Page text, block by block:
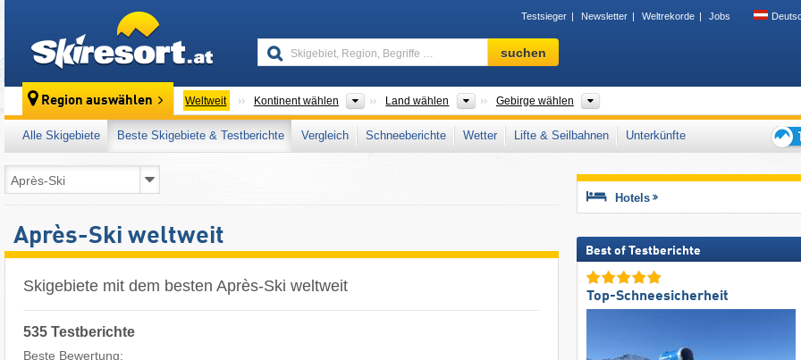
Testsieger Newsletter Weltrekorde Jobs
Skigebiet,
Region,
…
suchen
Region auswählen Weltweit Kontinent wählen Kontinent wählen
Land wählen Land wählen
Gebirge wählen
Alle Skigebiete Beste Skigebiete & Testberichte Vergleich Schneeberichte Wetter Lifte & Seilbahnen
Unterkünfte
für
Après-Ski weltweit
Skigebiete mit dem besten Après-Ski weltweit
535 Testberichte
Beste Bewertung:
Hotels
Best of Testberichte
Top-Schneesicherheit